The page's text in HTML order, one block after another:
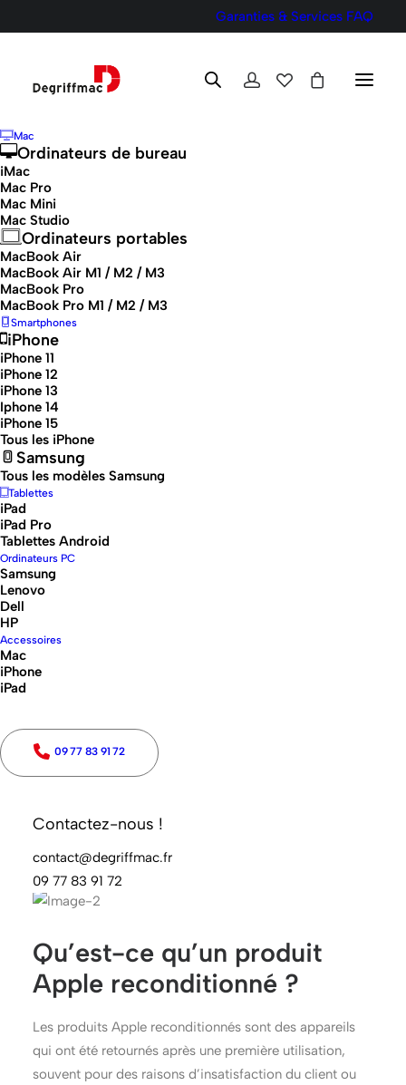
Garanties & Services FAQ
Mac
Ordinateurs de bureau
iMac
Mac Pro
Mac Mini
Mac Studio
Ordinateurs portables
MacBook Air
MacBook Air M1 / M2 / M3
MacBook Pro
MacBook Pro M1 / M2 / M3
Smartphones
iPhone
iPhone 11
iPhone 12
iPhone 13
Iphone 14
iPhone 15
Tous les iPhone
Samsung
Tous les modèles Samsung
Tablettes
iPad
iPad Pro
Tablettes Android
Ordinateurs PC
Samsung
Lenovo
Dell
HP
Accessoires
Mac
iPhone
iPad
09 77 83 91 72
Contactez-nous !
contact@degriffmac.fr
09 77 83 91 72
reconditionnés : Une
option de choix pour les
consommateurs avertis
Introduction
pour les consommateurs avertis
Les produits Apple reconditionnés connaissent un
de consommateurs se tournent vers cette option pour
allier qualité, performance et prix réduit. Acheter un
séduisante pour ceux qui souhaitent bénéficier de la
choix est-il de plus en plus plébiscité ?
Qu’est-ce qu’un produit
Apple reconditionné ?
Les produits Apple reconditionnés sont des appareils
qui ont été retournés après une première utilisation,
souvent pour des raisons d’insatisfaction du client ou